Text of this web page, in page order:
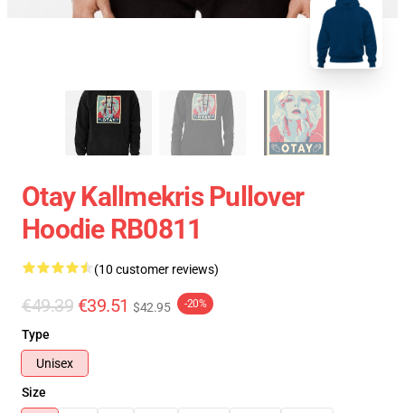
Otay Kallmekris Pullover
Hoodie RB0811
(10 customer reviews)
€49.39 €39.51 $42.95 -20%
Type
Unisex
Size